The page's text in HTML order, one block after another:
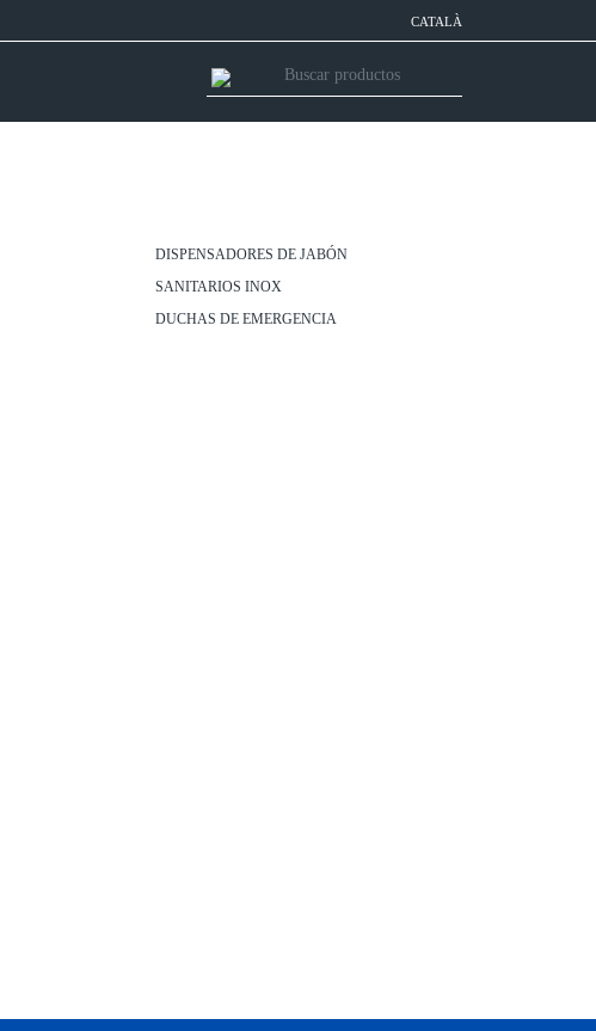
CATALÀ
DISPENSADORES DE JABÓN
SANITARIOS INOX
DUCHAS DE EMERGENCIA